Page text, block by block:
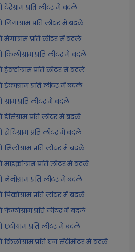
टेरेग्राम प्रति लीटर में बदलें
गिगाग्राम प्रति लीटर में बदलें
मेगाग्राम प्रति लीटर में बदलें
किलोग्राम प्रति लीटर में बदलें
हेक्टोग्राम प्रति लीटर में बदलें
डेकाग्राम प्रति लीटर में बदलें
ग्राम प्रति लीटर में बदलें
डेसिग्राम प्रति लीटर में बदलें
सेंटिग्राम प्रति लीटर में बदलें
मिलीग्राम प्रति लीटर में बदलें
माइक्रोग्राम प्रति लीटर में बदलें
नैनोग्राम प्रति लीटर में बदलें
पिकोग्राम प्रति लीटर में बदलें
फेम्टोग्राम प्रति लीटर में बदलें
एटोग्राम प्रति लीटर में बदलें
किलोग्राम प्रति घन सेंटीमीटर में बदलें